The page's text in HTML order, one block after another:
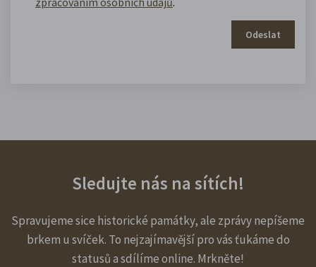
Odeslat
Sledujte nás na sítích!
Spravujeme sice historické památky, ale zprávy nepíšeme
brkem u svíček. To nejzajímavější pro vás ťukáme do
statusů a sdílíme online. Mrkněte!